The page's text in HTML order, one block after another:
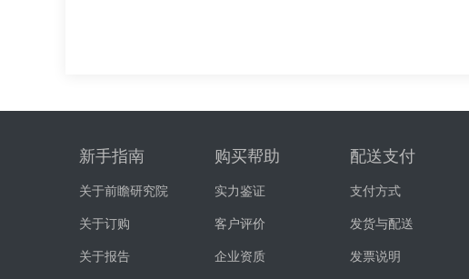
新手指南
关于前瞻研究院
关于订购
关于报告
购买帮助
实力鉴证
客户评价
企业资质
配送支付
支付方式
发货与配送
发票说明